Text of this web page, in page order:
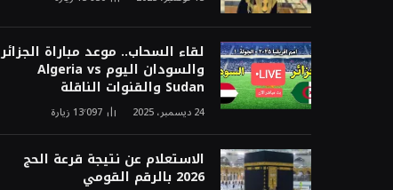
لقاء السحاب.. موعد مباراة الجزائر
والسودان اليوم Algeria vs
Sudan والقنوات الناقلة
24 ديسمبر، 2025 13٬097 زيارة
الاستعلام عن نتيجة قرعة الحج
2026 بالرقم القومي